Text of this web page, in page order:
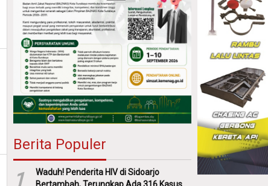
Berita Populer
1
Waduh! Penderita HIV di Sidoarjo